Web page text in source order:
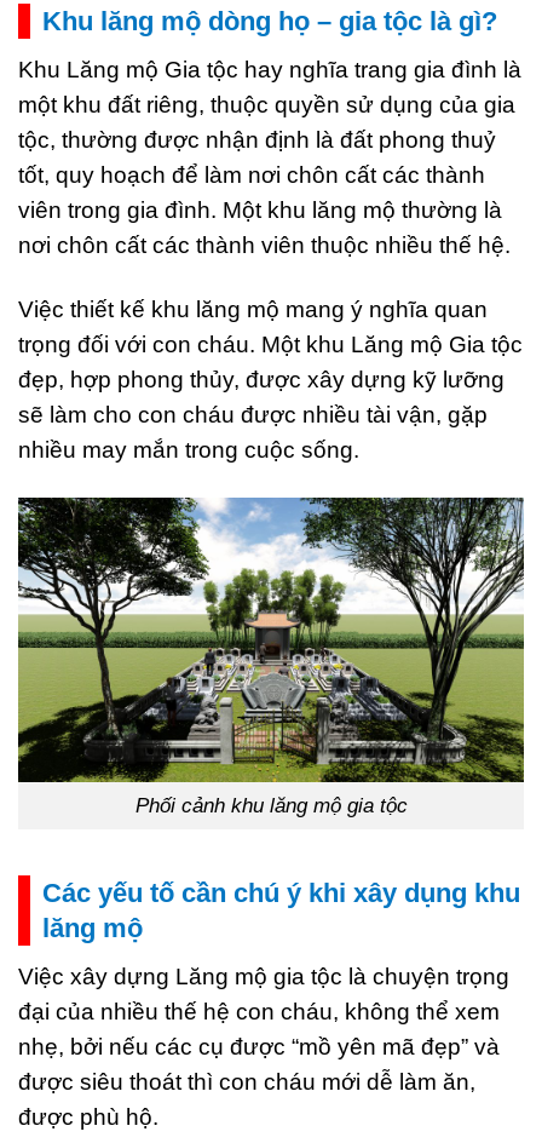
Khu lăng mộ dòng họ – gia tộc là gì?
Khu Lăng mộ Gia tộc hay nghĩa trang gia đình là
một khu đất riêng, thuộc quyền sử dụng của gia
tộc, thường được nhận định là đất phong thuỷ
tốt, quy hoạch để làm nơi chôn cất các thành
viên trong gia đình. Một khu lăng mộ thường là
nơi chôn cất các thành viên thuộc nhiều thế hệ.
Việc thiết kế khu lăng mộ mang ý nghĩa quan
trọng đối với con cháu. Một khu Lăng mộ Gia tộc
đẹp, hợp phong thủy, được xây dựng kỹ lưỡng
sẽ làm cho con cháu được nhiều tài vận, gặp
nhiều may mắn trong cuộc sống.
Phối cảnh khu lăng mộ gia tộc
Các yếu tố cần chú ý khi xây dụng khu
lăng mộ
Việc xây dựng Lăng mộ gia tộc là chuyện trọng
đại của nhiều thế hệ con cháu, không thể xem
nhẹ, bởi nếu các cụ được “mồ yên mã đẹp” và
được siêu thoát thì con cháu mới dễ làm ăn,
được phù hộ.